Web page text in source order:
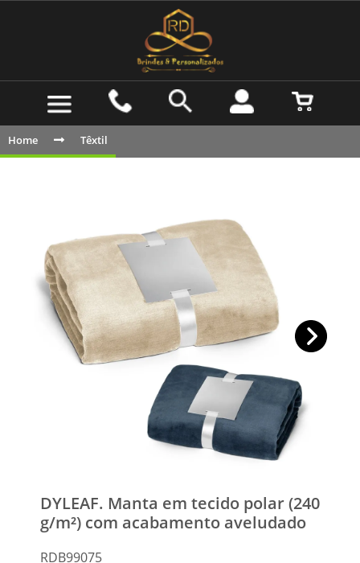
Home Têxtil
DYLEAF. Manta em tecido polar (240
g/m²) com acabamento aveludado
RDB99075